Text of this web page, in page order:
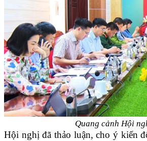
Quang cảnh Hội
Hội nghị đã thảo luận, cho ý kiến